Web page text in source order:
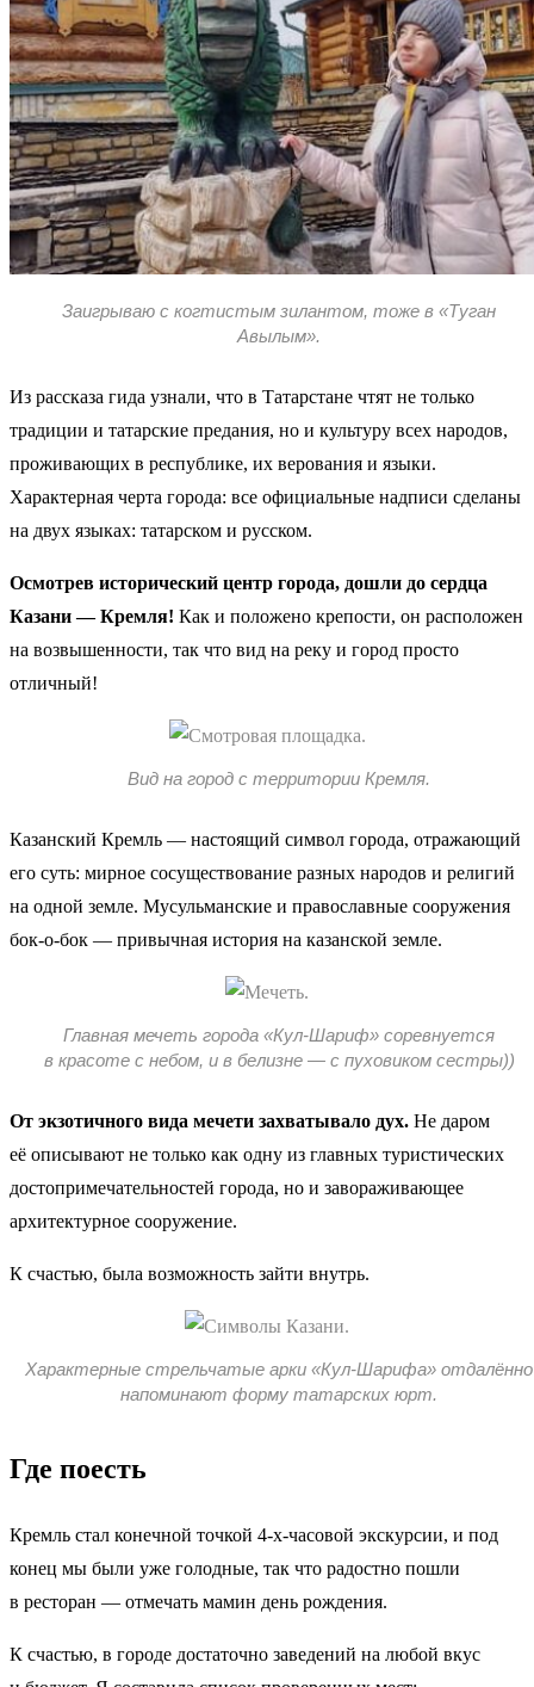
Заигрываю с когтистым зилантом, тоже в «Туган
Авылым».
Из рассказа гида узнали, что в Татарстане чтят не только
традиции и татарские предания, но и культуру всех народов,
проживающих в республике, их верования и языки.
Характерная черта города: все официальные надписи сделаны
на двух языках: татарском и русском.
Осмотрев исторический центр города, дошли до сердца
Казани — Кремля! Как и положено крепости, он расположен
на возвышенности, так что вид на реку и город просто
отличный!
Вид на город с территории Кремля.
Казанский Кремль — настоящий символ города, отражающий
его суть: мирное сосуществование разных народов и религий
на одной земле. Мусульманские и православные сооружения
бок-о-бок — привычная история на казанской земле.
Главная мечеть города «Кул-Шариф» соревнуется
в красоте с небом, и в белизне — с пуховиком сестры))
От экзотичного вида мечети захватывало дух. Не даром
её описывают не только как одну из главных туристических
достопримечательностей города, но и завораживающее
архитектурное сооружение.
К счастью, была возможность зайти внутрь.
Характерные стрельчатые арки «Кул-Шарифа» отдалённо
напоминают форму татарских юрт.
Где поесть
Кремль стал конечной точкой 4-х-часовой экскурсии, и под
конец мы были уже голодные, так что радостно пошли
в ресторан — отмечать мамин день рождения.
К счастью, в городе достаточно заведений на любой вкус